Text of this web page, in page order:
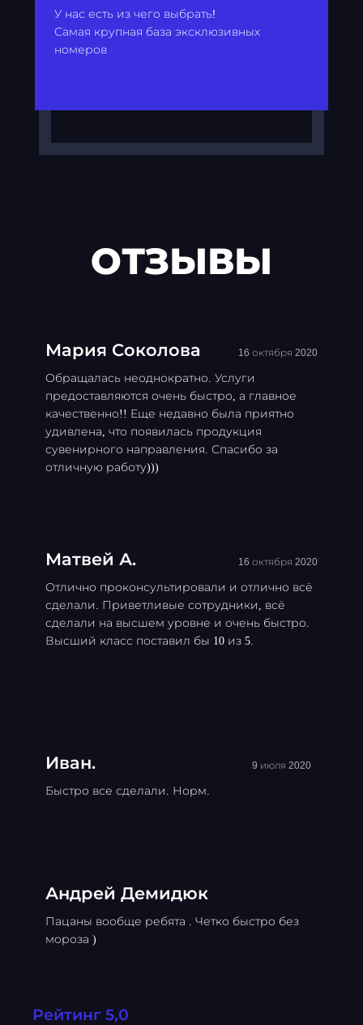
У нас есть из чего выбрать!
Самая крупная база эксклюзивных
номеров
ОТЗЫВЫ
Мария Соколова 16 октября 2020
Обращалась неоднократно. Услуги
предоставляются очень быстро, а главное
качественно!! Еще недавно была приятно
удивлена, что появилась продукция
сувенирного направления. Спасибо за
отличную работу)))
Матвей А. 16 октября 2020
Отлично проконсультировали и отлично всё
сделали. Приветливые сотрудники, всё
сделали на высшем уровне и очень быстро.
Высший класс поставил бы 10 из 5.
Иван. 9 июля 2020
Быстро все сделали. Норм.
Андрей Демидюк
Пацаны вообще ребята . Четко быстро без
мороза )
Рейтинг 5,0